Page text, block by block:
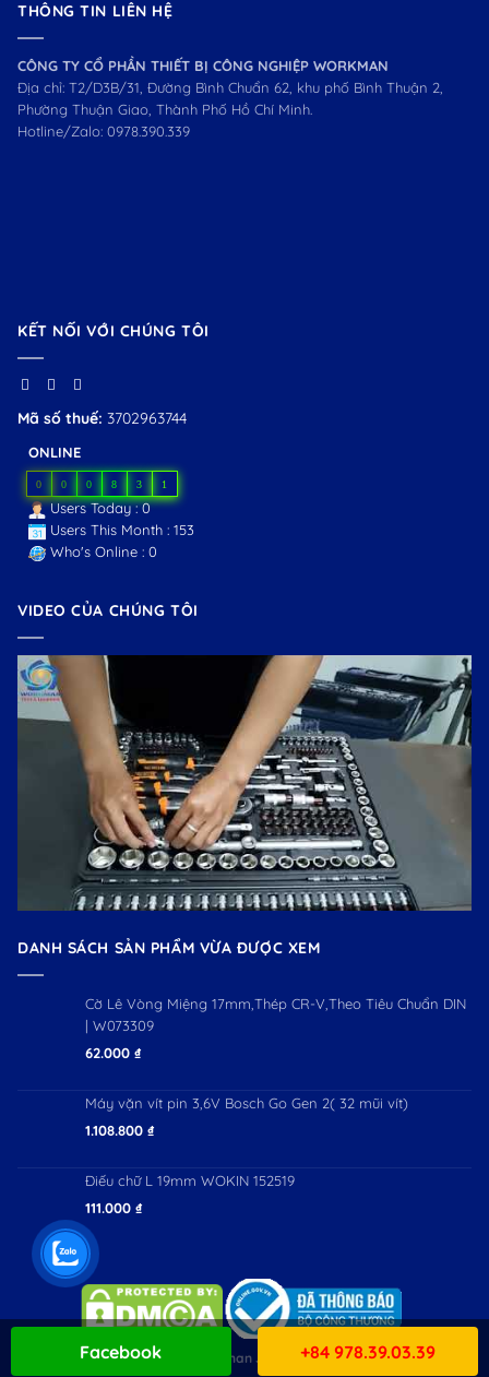
THÔNG TIN LIÊN HỆ
CÔNG TY CỔ PHẦN THIẾT BỊ CÔNG NGHIỆP WORKMAN
Địa chỉ: T2/D3B/31, Đường Bình Chuẩn 62, khu phố Bình Thuận 2,
Phường Thuận Giao, Thành Phố Hồ Chí Minh.
Hotline/Zalo: 0978.390.339
KẾT NỐI VỚI CHÚNG TÔI
Mã số thuế: 3702963744
ONLINE
0 0 0 8 3 1
Users Today : 0
Users This Month : 153
Who's Online : 0
VIDEO CỦA CHÚNG TÔI
DANH SÁCH SẢN PHẨM VỪA ĐƯỢC XEM
Cờ Lê Vòng Miệng 17mm,Thép CR-V,Theo Tiêu Chuẩn DIN
| W073309
62.000 ₫
Máy vặn vít pin 3,6V Bosch Go Gen 2( 32 mũi vít)
1.108.800 ₫
Điếu chữ L 19mm WOKIN 152519
111.000 ₫
Copyright 2026 © Workman JSC. All Rights Reserved
Facebook +84 978.39.03.39